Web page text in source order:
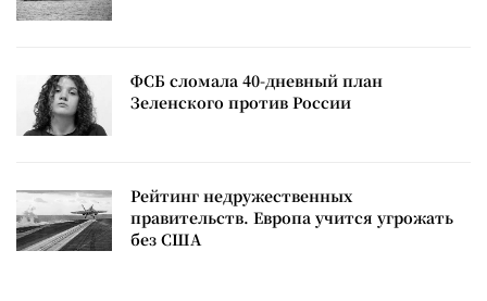
ФСБ сломала 40-дневный план
Зеленского против России
Рейтинг недружественных
правительств. Европа учится угрожать
без США